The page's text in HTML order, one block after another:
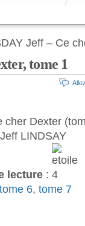
Jeff – Ce
tome 1
cher Dexter
LINDSAY
lecture :
tome 6, tome 7